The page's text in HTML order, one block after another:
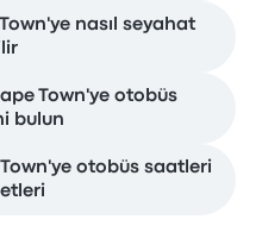
nasıl seyahat
Town'ye otobüs
bulun
otobüs saatleri